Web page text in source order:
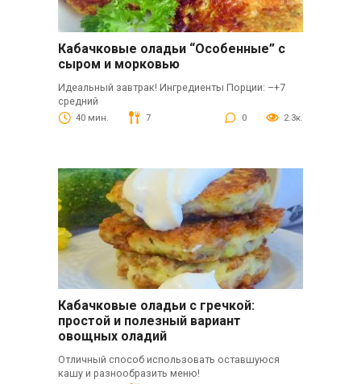
Кабачковые оладьи “Особенные” с
сыром и морковью
Идеальный завтрак! Ингредиенты Порции: –+7
средний
40 мин. 7 0 2.3к.
Кабачковые оладьи с гречкой:
простой и полезный вариант
овощных оладий
Отличный способ использовать оставшуюся
кашу и разнообразить меню!